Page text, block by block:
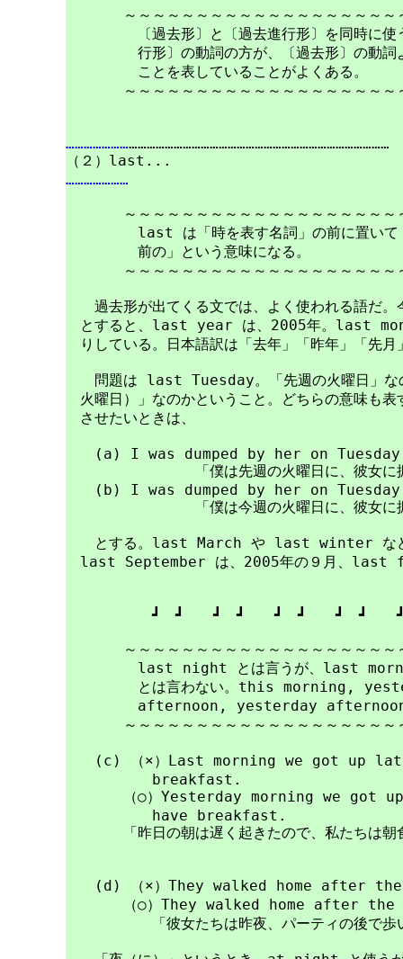
～～～～～～～～～～～～～～～～～～～
〔過去形〕と〔過去進行形〕を同時に使う
行形〕の動詞の方が、〔過去形〕の動詞よ
ことを表していることがよくある。
～～～～～～～～～～～～～～～～～～～
………………………………………………………………………………………………
…………………
～～～～～～～～～～～～～～～～～～～
last は「時を表す名詞」の前に置いて「
前の」という意味になる。
～～～～～～～～～～～～～～～～～～～
過去形が出てくる文では、よく使われる語だ。
とすると、last year は、2005年。last
りしている。日本語訳は「去年」「昨年」「先月
問題は last Tuesday。「先週の火曜日」なの
火曜日）」なのかということ。どちらの意味も表
させたいときは、
(a) I was dumped by her on
「僕は先週の火曜日に、彼女に振
(b) I was dumped by her on
「僕は今週の火曜日に、彼女に振
とする。last March や last winter など
last September は、2005年の９月、last
┛　┛　　┛　┛　　┛　┛　　┛　┛　　┛
～～～～～～～～～～～～～～～～～～～
last night とは言うが、last
とは言わない。this morning,
afternoon, yesterday afternoon
～～～～～～～～～～～～～～～～～～～
(c) （×）Last morning we got up
breakfast.
（○）Yesterday morning we got
have breakfast.
「昨日の朝は遅く起きたので、私たちは朝食
(d) （×）They walked home after
（○）They walked home after
「彼女たちは昨夜、パーティの後で歩い